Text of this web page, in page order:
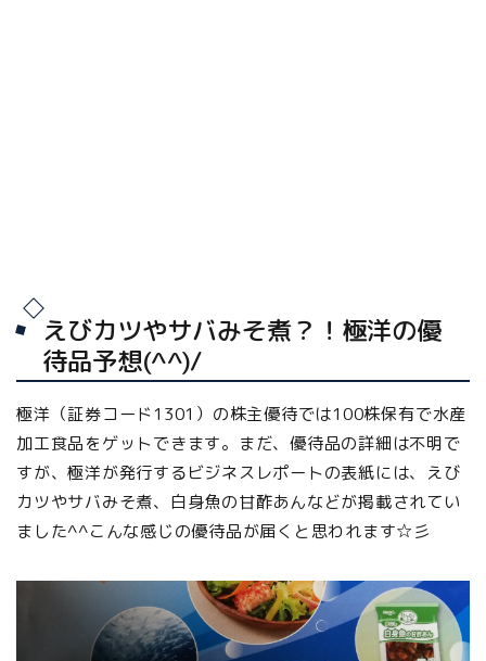
えびカツやサバみそ煮？！極洋の優
待品予想(^^)/
極洋（証券コード1301）の株主優待では100株保有で水産
加工食品をゲットできます。まだ、優待品の詳細は不明で
すが、極洋が発行するビジネスレポートの表紙には、えび
カツやサバみそ煮、白身魚の甘酢あんなどが掲載されてい
ました^^こんな感じの優待品が届くと思われます☆彡